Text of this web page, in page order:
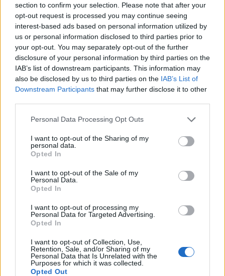
section to confirm your selection. Please note that after your
opt-out request is processed you may continue seeing
interest-based ads based on personal information utilized by
us or personal information disclosed to third parties prior to
your opt-out. You may separately opt-out of the further
disclosure of your personal information by third parties on the
IAB’s list of downstream participants. This information may
also be disclosed by us to third parties on the IAB’s List of
Downstream Participants that may further disclose it to other
Personal Data Processing Opt Outs
I want to opt-out of the Sharing of my
personal data.
Opted In
I want to opt-out of the Sale of my
Personal Data.
Opted In
I want to opt-out of processing my
Personal Data for Targeted Advertising.
Opted In
I want to opt-out of Collection, Use,
Retention, Sale, and/or Sharing of my
Personal Data that Is Unrelated with the
Purposes for which it was collected.
Opted Out